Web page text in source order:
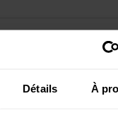
Détails À
porter ton
le plus